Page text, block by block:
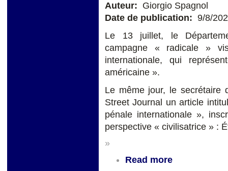
Auteur: Giorgio Spagnol
Date de publication: 9/8/
Le 13 juillet, le
campagne « radicale »
internationale, qui
américaine ».
Le même jour, le secrétaire
Street Journal un article
pénale internationale »,
perspective « civilisatrice » :
»
Read more